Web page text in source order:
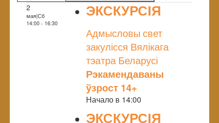
2
мая|Сб
14:00 - 16:30
ЭКСКУРСІЯ
Адмысловы свет
закулісся Вялікага
тэатра Беларусі
Рэкамендаваны
ўзрост 14+
Начало в 14:00
ЭКСКУРСІЯ